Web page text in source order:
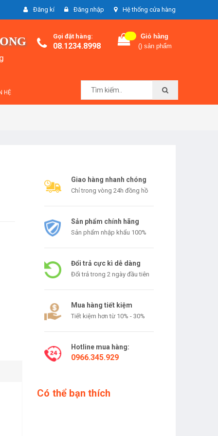
Đăng kí Đăng nhập Hệ thống cửa hàng
Gọi đặt hàng:
08.1234.8998
Giỏ hàng
() sản phẩm
HỆ
Giao hàng nhanh chóng
Chỉ trong vòng 24h đồng hồ
Sản phẩm chính hãng
Sản phẩm nhập khẩu 100%
Đổi trả cực kì dễ dàng
Đổi trả trong 2 ngày đầu tiên
Mua hàng tiết kiệm
Tiết kiệm hơn từ 10% - 30%
Hotline mua hàng:
0966.345.929
Có thể bạn thích